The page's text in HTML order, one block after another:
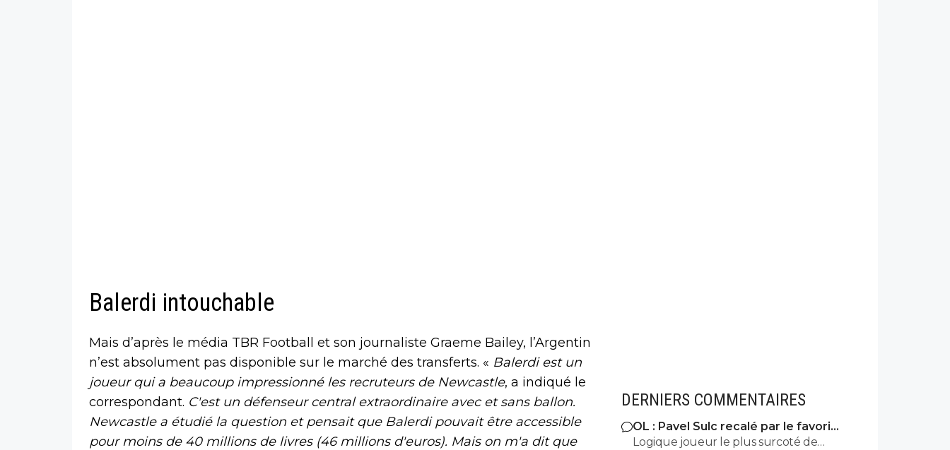
Balerdi intouchable
Mais d’après le média TBR Football et son journaliste Graeme Bailey, l’Argentin
n’est absolument pas disponible sur le marché des transferts. « Balerdi est un
joueur qui a beaucoup impressionné les recruteurs de Newcastle, a indiqué le
correspondant. C'est un défenseur central extraordinaire avec et sans ballon.
Newcastle a étudié la question et pensait que Balerdi pouvait être accessible
pour moins de 40 millions de livres (46 millions d'euros). Mais on m'a dit que
DERNIERS COMMENTAIRES
OL : Pavel Sulc recalé par le favori
numéro 1 du mercato
Logique joueur le plus surcoté de